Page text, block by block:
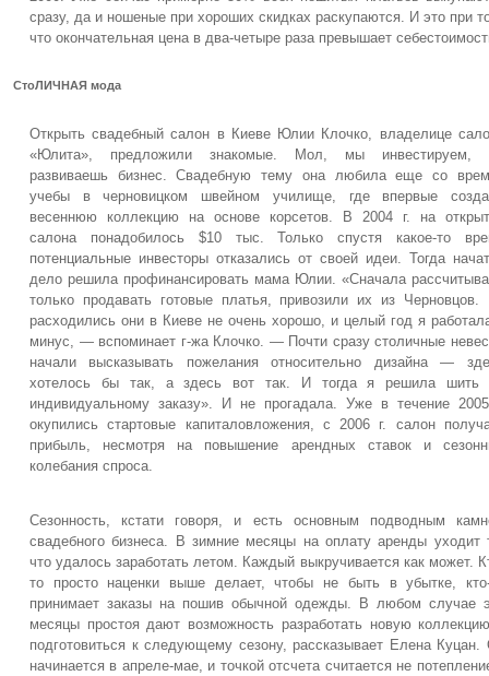
сразу, да и ношеные при хороших скидках раскупаются. И это при
что окончательная цена в два-четыре раза превышает
СтоЛИЧНАЯ мода
Открыть свадебный салон в Киеве Юлии Клочко, владелице
«Юлита», предложили знакомые. Мол, мы инвестируем,
развиваешь бизнес. Свадебную тему она любила еще со
учебы в черновицком швейном училище, где впервые
весеннюю коллекцию на основе корсетов. В 2004 г. на
салона понадобилось $10 тыс. Только спустя какое-то
потенциальные инвесторы отказались от своей идеи. Тогда
дело решила профинансировать мама Юлии. «Сначала
только продавать готовые платья, привозили их из Черновцов.
расходились они в Киеве не очень хорошо, и целый год я
минус, — вспоминает г-жа Клочко. — Почти сразу столичные
начали высказывать пожелания относительно дизайна —
хотелось бы так, а здесь вот так. И тогда я решила шить
индивидуальному заказу». И не прогадала. Уже в течение
окупились стартовые капиталовложения, с 2006 г. салон
прибыль, несмотря на повышение арендных ставок и
колебания спроса.
Сезонность, кстати говоря, и есть основным подводным
свадебного бизнеса. В зимние месяцы на оплату аренды уходит
что удалось заработать летом. Каждый выкручивается как может.
то просто наценки выше делает, чтобы не быть в убытке,
принимает заказы на пошив обычной одежды. В любом случае
месяцы простоя дают возможность разработать новую
подготовиться к следующему сезону, рассказывает Елена Куцан.
начинается в апреле-мае, и точкой отсчета считается не